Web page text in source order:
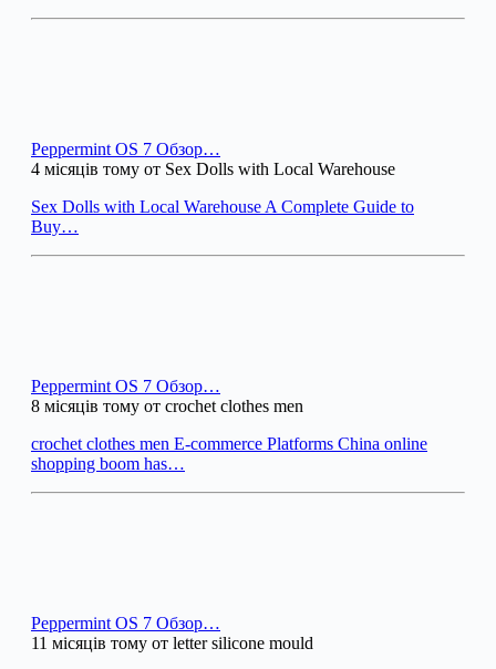
Peppermint OS 7 Обзор…
4 місяців тому от Sex Dolls with Local Warehouse
Sex Dolls with Local Warehouse A Complete Guide to
Buy…
Peppermint OS 7 Обзор…
8 місяців тому от crochet clothes men
crochet clothes men E-commerce Platforms China online
shopping boom has…
Peppermint OS 7 Обзор…
11 місяців тому от letter silicone mould